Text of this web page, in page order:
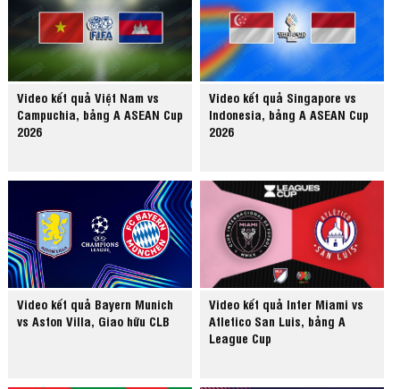
Video kết quả Việt Nam vs
Campuchia, bảng A ASEAN Cup
2026
Video kết quả Singapore vs
Indonesia, bảng A ASEAN Cup
2026
Video kết quả Bayern Munich
vs Aston Villa, Giao hữu CLB
Video kết quả Inter Miami vs
Atletico San Luis, bảng A
League Cup